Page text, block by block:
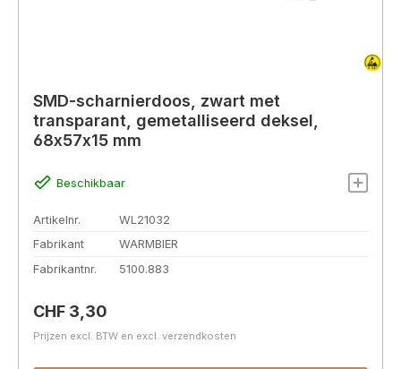
SMD-scharnierdoos, zwart met
transparant, gemetalliseerd deksel,
68x57x15 mm
Beschikbaar
Artikelnr.
WL21032
Fabrikant
WARMBIER
Fabrikantnr.
5100.883
Normale prijs:
CHF 3,30
Prijzen excl. BTW en excl. verzendkosten